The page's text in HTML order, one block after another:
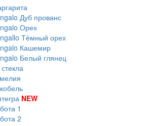
Дуб прованс
Орех
Тёмный орех
Кашемир
Белый глянец
NEW
1
2